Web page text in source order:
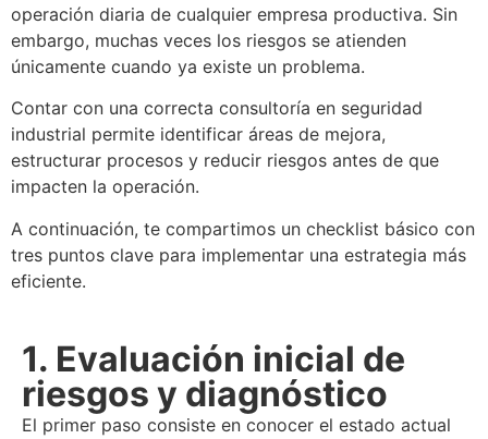
operación diaria de cualquier empresa productiva. Sin
embargo, muchas veces los riesgos se atienden
únicamente cuando ya existe un problema.
Contar con una correcta consultoría en seguridad
industrial permite identificar áreas de mejora,
estructurar procesos y reducir riesgos antes de que
impacten la operación.
A continuación, te compartimos un checklist básico con
tres puntos clave para implementar una estrategia más
eficiente.
1. Evaluación inicial de
riesgos y diagnóstico
El primer paso consiste en conocer el estado actual